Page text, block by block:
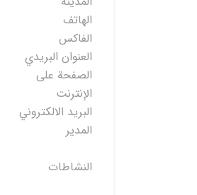
الهاتف
الفاكس
العنوان البريدي
الصفحة على
الإنترنت
البريد الالكتروني
المدير
النشاطات